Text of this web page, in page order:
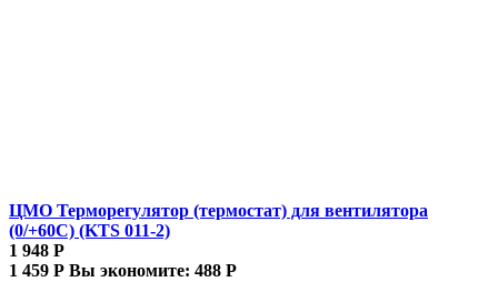
ЦМО Терморегулятор (термостат) для вентилятора
(0/+60С) (KTS 011-2)
1 948 Р
1 459 Р Вы экономите: 488 Р